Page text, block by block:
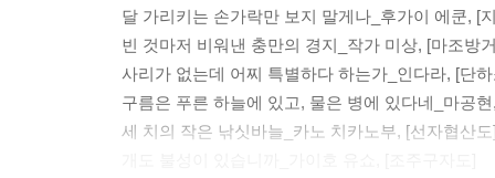
달 가리키는 손가락만 보지 말게나_후가이 에쿤, [
빈 것마저 비워낸 충만의 경지_작가 미상, [마조방
사리가 없는데 어찌 특별하다 하는가_인다라, [단
구름은 푸른 하늘에 있고, 물은 병에 있다네_마공
세 치의 작은 낚싯바늘_카노 치카노부, [선자협산